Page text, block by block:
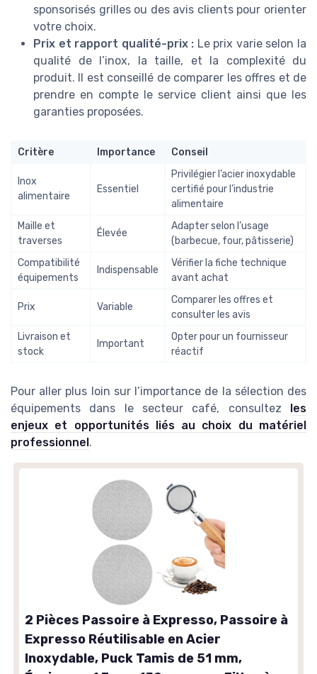
sponsorisés grilles ou des avis clients pour orienter
votre choix.
Prix et rapport qualité-prix : Le prix varie selon la
qualité de l’inox, la taille, et la complexité du
produit. Il est conseillé de comparer les offres et de
prendre en compte le service client ainsi que les
garanties proposées.
Critère Importance Conseil
Inox
alimentaire
Essentiel
Privilégier l’acier inoxydable
certifié pour l’industrie
alimentaire
Maille et
traverses
Élevée
Adapter selon l’usage
(barbecue, four, pâtisserie)
Compatibilité
équipements
Indispensable
Vérifier la fiche technique
avant achat
Prix Variable
Comparer les offres et
consulter les avis
Livraison et
stock
Important
Opter pour un fournisseur
réactif
Pour aller plus loin sur l’importance de la sélection des
équipements dans le secteur café, consultez les
enjeux et opportunités liés au choix du matériel
professionnel.
2 Pièces Passoire à Expresso, Passoire à
Expresso Réutilisable en Acier
Inoxydable, Puck Tamis de 51 mm,